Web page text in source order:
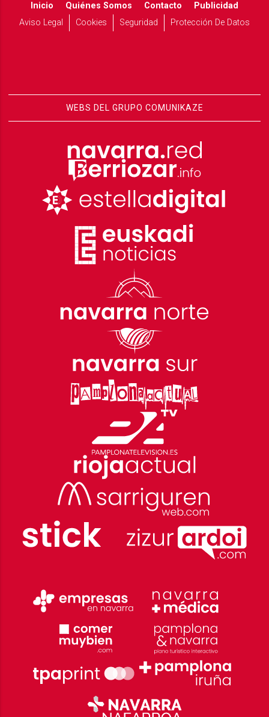
Inicio Quiénes Somos Contacto
Publicidad
Aviso Legal
Cookies Seguridad Protección De Datos
WEBS DEL GRUPO COMUNIKAZE